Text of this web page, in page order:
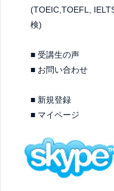
(TOEIC,TOEFL,
検)
■ 受講生の声
■ お問い合わせ
■ 新規登録
■ マイページ